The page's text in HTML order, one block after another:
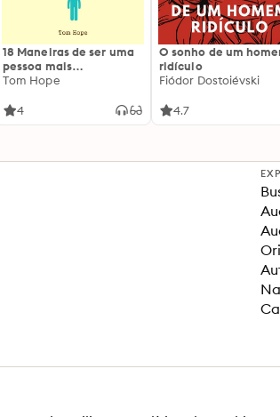
18 Maneiras de ser uma
pessoa mais
interessante
Tom Hope
4
O sonho de um
ridículo
Fiódor Dostoiévski
4.7